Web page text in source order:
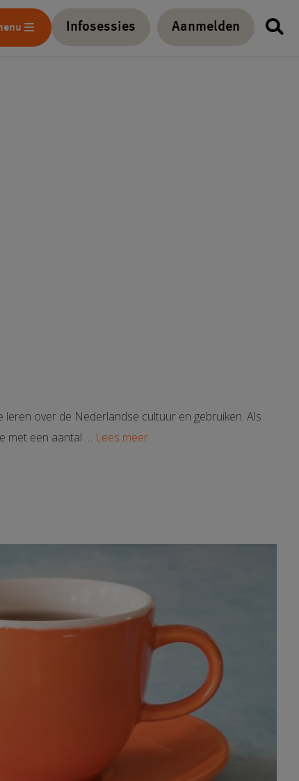
Infosessies Aanmelden
over de Nederlandse cultuur en gebruiken. Als
met een aantal … Lees meer